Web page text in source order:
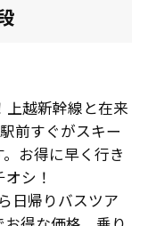
上越新幹線と在来
前すぐがスキー
お得に早く行き
シ！
日帰りバスツア